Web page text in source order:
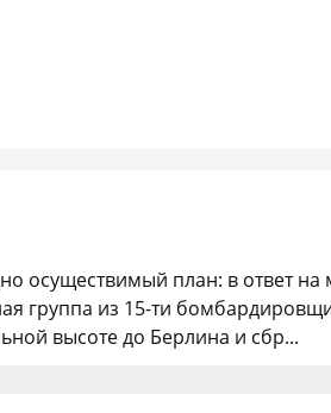
осуществимый план: в ответ
группа из 15-ти
высоте до Берлина и сбр...